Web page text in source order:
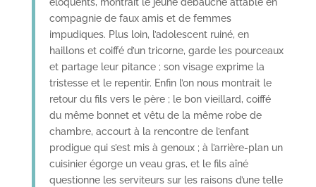
compagnie de faux amis et de femmes
impudiques. Plus loin, l’adolescent ruiné, en
haillons et coiffé d’un tricorne, garde les pourceaux
et partage leur pitance ; son visage exprime la
tristesse et le repentir. Enfin l’on nous montrait le
retour du fils vers le père ; le bon vieillard, coiffé
du même bonnet et vêtu de la même robe de
chambre, accourt à la rencontre de l’enfant
prodigue qui s’est mis à genoux ; à l’arrière-plan un
cuisinier égorge un veau gras, et le fils aîné
questionne les serviteurs sur les raisons d’une telle